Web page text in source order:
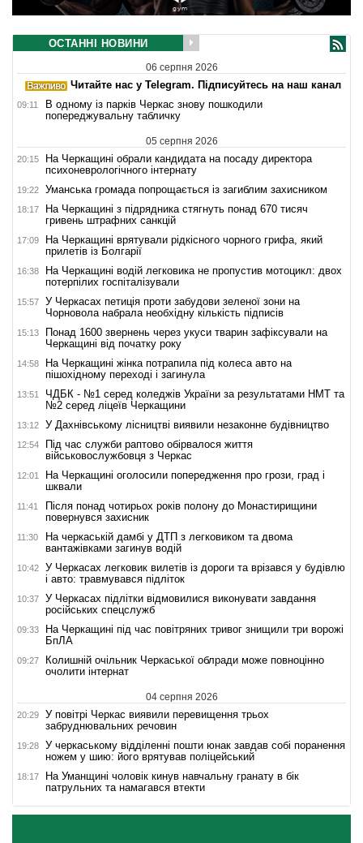
ОСТАННІ НОВИНИ
06 серпня 2026
Читайте нас у Telegram. Підписуйтесь на наш канал
09:11
В одному із парків Черкас знову пошкодили
попереджувальну табличку
05 серпня 2026
20:15
На Черкащині обрали кандидата на посаду директора
психоневрологічного інтернату
19:22 Уманська громада попрощається із загиблим захисником
18:17
На Черкащині з підрядника стягнуть понад 670 тисяч
гривень штрафних санкцій
17:09
На Черкащині врятували рідкісного чорного грифа, який
прилетів із Болгарії
16:38
На Черкащині водій легковика не пропустив мотоцикл: двох
потерпілих госпіталізували
15:57
У Черкасах петиція проти забудови зеленої зони на
Чорновола набрала необхідну кількість підписів
15:13
Понад 1600 звернень через укуси тварин зафіксували на
Черкащині від початку року
14:58
На Черкащині жінка потрапила під колеса авто на
пішохідному переході і загинула
13:51
ЧДБК - №1 серед коледжів України за результатами НМТ та
№2 серед ліцеїв Черкащини
13:12 У Дахнівському лісництві виявили незаконне будівництво
12:54
Під час служби раптово обірвалося життя
військовослужбовця з Черкас
12:01
На Черкащині оголосили попередження про грози, град і
шквали
11:41
Після понад чотирьох років полону до Монастирищини
повернувся захисник
11:30
На черкаській дамбі у ДТП з легковиком та двома
вантажівками загинув водій
10:42
У Черкасах легковик вилетів із дороги та врізався у будівлю
і авто: травмувався підліток
10:37
У Черкасах підлітки відмовилися виконувати завдання
російських спецслужб
09:33
На Черкащині під час повітряних тривог знищили три ворожі
БпЛА
09:27
Колишній очільник Черкаської облради може повноцінно
очолити інтернат
04 серпня 2026
20:29
У повітрі Черкас виявили перевищення трьох
забруднювальних речовин
19:28
У черкаському відділенні пошти юнак завдав собі поранення
ножем у шию: його врятував поліцейський
18:17
На Уманщині чоловік кинув навчальну гранату в бік
патрульних та намагався втекти